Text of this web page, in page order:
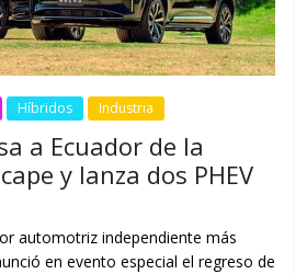
Híbridos Industria
a Ecuador de la
y lanza dos PHEV
automotriz independiente más
en evento especial el regreso de